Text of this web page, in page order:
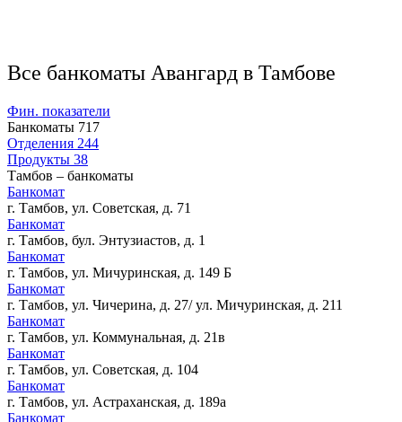
Все банкоматы Авангард в Тамбове
Фин. показатели
Банкоматы 717
Отделения 244
Продукты 38
Тамбов – банкоматы
Банкомат
г. Тамбов, ул. Советская, д. 71
Банкомат
г. Тамбов, бул. Энтузиастов, д. 1
Банкомат
г. Тамбов, ул. Мичуринская, д. 149 Б
Банкомат
г. Тамбов, ул. Чичерина, д. 27/ ул. Мичуринская, д. 211
Банкомат
г. Тамбов, ул. Коммунальная, д. 21в
Банкомат
г. Тамбов, ул. Советская, д. 104
Банкомат
г. Тамбов, ул. Астраханская, д. 189а
Банкомат